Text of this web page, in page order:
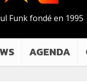
Funk fondé en 1995
AGENDA